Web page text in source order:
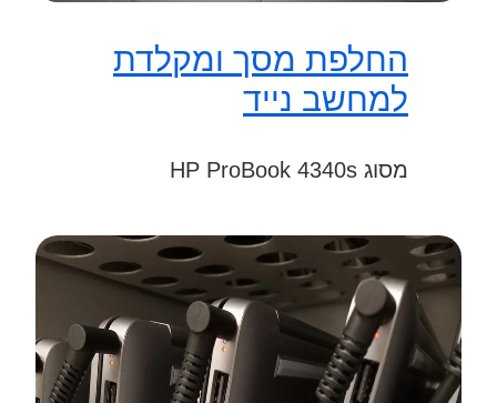
החלפת מסך ומקלדת
למחשב נייד
מסוג HP ProBook 4340s